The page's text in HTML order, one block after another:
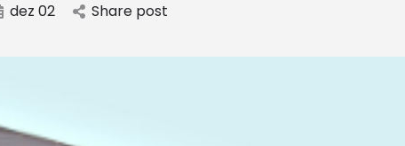
dez 02 Share post